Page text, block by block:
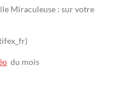
Miraculeuse : sur votre
du mois